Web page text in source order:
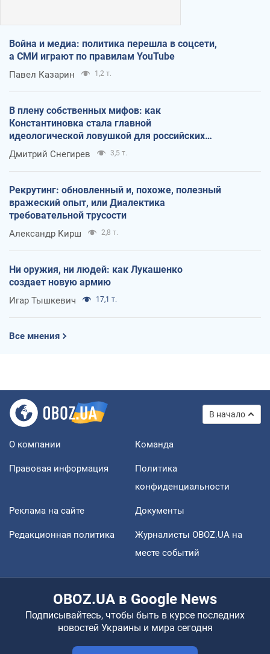
Война и медиа: политика перешла в соцсети,
а СМИ играют по правилам YouTube
Павел Казарин 1,2 т.
В плену собственных мифов: как
Константиновка стала главной
идеологической ловушкой для российских
оккупантов
Дмитрий Снегирев 3,5 т.
Рекрутинг: обновленный и, похоже, полезный
вражеский опыт, или Диалектика
требовательной трусости
Александр Кирш 2,8 т.
Ни оружия, ни людей: как Лукашенко
создает новую армию
Игар Тышкевич 17,1 т.
Все мнения
В начало
О компании Команда
Правовая информация
Политика
конфиденциальности
Реклама на сайте Документы
Редакционная политика
Журналисты OBOZ.UA на
месте событий
OBOZ.UA в Google News
Подписывайтесь, чтобы быть в курсе последних
новостей Украины и мира сегодня